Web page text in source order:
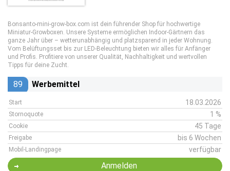
Bonsanto-mini-grow-box.com ist dein führender Shop für hochwertige
Miniatur-Growboxen. Unsere Systeme ermöglichen Indoor-Gärtnern das
ganze Jahr über – wetterunabhängig und platzsparend in jeder Wohnung.
Vom Belüftungsset bis zur LED-Beleuchtung bieten wir alles für Anfänger
und Profis. Profitiere von unserer Qualität, Nachhaltigkeit und wertvollen
Tipps für deine Zucht.
89 Werbemittel
Start 18.03.2026
Stornoquote 1 %
Cookie 45 Tage
Freigabe bis 6 Wochen
Mobil-Landingpage verfügbar
Anmelden